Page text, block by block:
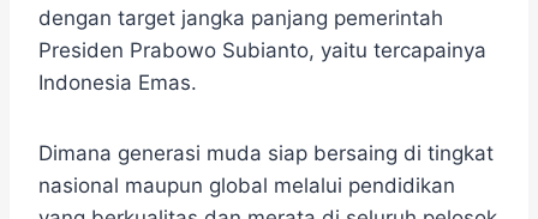
dengan target jangka panjang pemerintah
Presiden Prabowo Subianto, yaitu tercapainya
Indonesia Emas.
Dimana generasi muda siap bersaing di tingkat
nasional maupun global melalui pendidikan